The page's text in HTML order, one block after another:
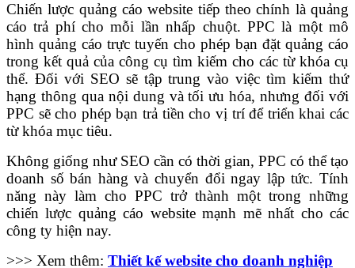
Chiến lược quảng cáo website tiếp theo chính là quảng
cáo trả phí cho mỗi lần nhấp chuột. PPC là một mô
hình quảng cáo trực tuyến cho phép bạn đặt quảng cáo
trong kết quả của công cụ tìm kiếm cho các từ khóa cụ
thể. Đối với SEO sẽ tập trung vào việc tìm kiếm thứ
hạng thông qua nội dung và tối ưu hóa, nhưng đối với
PPC sẽ cho phép bạn trả tiền cho vị trí để triển khai các
từ khóa mục tiêu.
Không giống như SEO cần có thời gian, PPC có thể tạo
doanh số bán hàng và chuyển đổi ngay lập tức. Tính
năng này làm cho PPC trở thành một trong những
chiến lược quảng cáo website mạnh mẽ nhất cho các
công ty hiện nay.
>>> Xem thêm: Thiết kế website cho doanh nghiệp